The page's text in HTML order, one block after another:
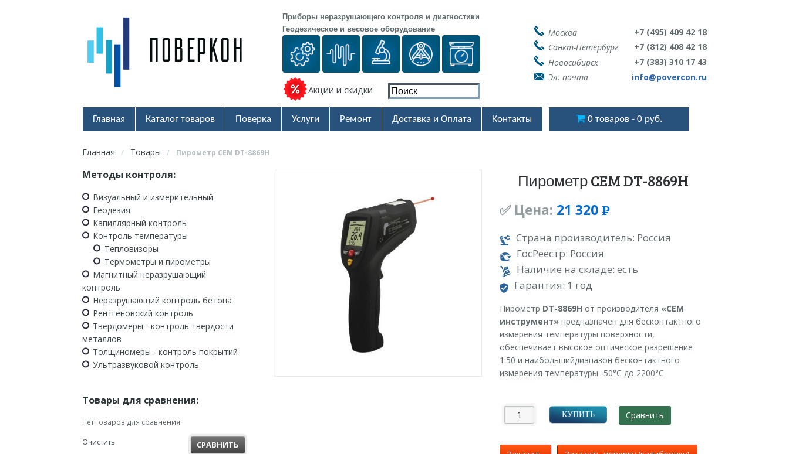
Приборы неразрушающего контроля и диагностики
Геодезическое и весовое оборудование
Акции и скидки
Москва
+7 (495) 409 42 18
Санкт-Петербург
+7 (812) 408 42 18
Новосибирск
+7 (383) 310 17 43
Эл. почта
info@povercon.ru
Главная Каталог товаров Поверка Услуги Ремонт Доставка и Оплата Контакты 0 товаров 0 руб.
Главная / Товары / Пирометр CEM DT-8869H
Пирометр CEM DT-8869H
✅ Цена: 21 320 Р
УБ.
Страна производитель: Россия
ГосРеестр: Россия
Наличие на складе: есть
Гарантия: 1 год
Пирометр DT-8869H от производителя «СЕМ
инструмент»предназначен для бесконтактного
измерения температуры поверхности,
обеспечивает высокое оптическое разрешение
1:50 и наибольшийдиапазон бесконтактного
измерения температуры -50°С до 2200°С
КУПИТЬ Сравнить
Методы контроля:
Визуальный и измерительный
Геодезия
Капиллярный контроль
Контроль температуры
Тепловизоры
Термометры и пирометры
Магнитный неразрушающий
контроль
Неразрушающий контроль бетона
Рентгеновский контроль
Твердомеры - контроль твердости
металлов
Толщиномеры - контроль покрытий
Ультразвуковой контроль
Товары для сравнения:
Нет товаров для сравнения
Очистить
СРАВНИТЬ